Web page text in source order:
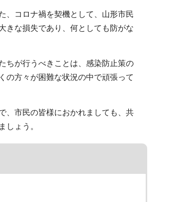
、コロナ禍を契機として、山形市民
きな損失であり、何としても防がな
ちが行うべきことは、感染防止策の
の方々が困難な状況の中で頑張って
、市民の皆様におかれましても、共
しょう。